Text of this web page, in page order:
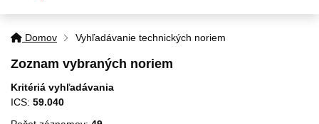
Domov Vyhľadávanie technických noriem
Zoznam vybraných noriem
Kritériá vyhľadávania
ICS: 59.040